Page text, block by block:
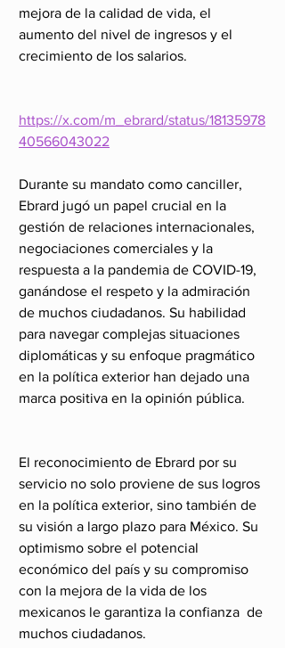
mejora de la calidad de vida, el
aumento del nivel de ingresos y el
crecimiento de los salarios.
https://x.com/m_ebrard/status/18135978
40566043022
Durante su mandato como canciller,
Ebrard jugó un papel crucial en la
gestión de relaciones internacionales,
negociaciones comerciales y la
respuesta a la pandemia de COVID-19,
ganándose el respeto y la admiración
de muchos ciudadanos. Su habilidad
para navegar complejas situaciones
diplomáticas y su enfoque pragmático
en la política exterior han dejado una
marca positiva en la opinión pública.
El reconocimiento de Ebrard por su
servicio no solo proviene de sus logros
en la política exterior, sino también de
su visión a largo plazo para México. Su
optimismo sobre el potencial
económico del país y su compromiso
con la mejora de la vida de los
mexicanos le garantiza la confianza  de
muchos ciudadanos.